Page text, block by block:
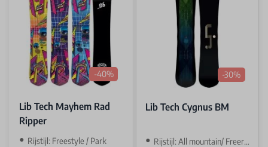
-40%
Lib Tech Mayhem Rad
Ripper
Rijstijl: Freestyle / Park
-30%
Lib Tech Cygnus BM
Rijstijl: All mountain/ Freeride